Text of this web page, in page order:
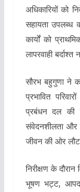
अधिकारियों को
सहायता उपलब्ध
कार्यों को
लापरवाही बर्दाश्त
सौरभ बहुगुणा ने
प्रभावित
प्रबंधन दल की
संवेदनशीलता और
जीवन की ओर
निरीक्षण के
भूषण भट्ट,